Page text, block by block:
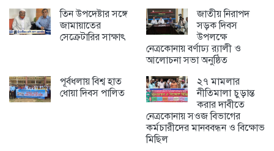
তিন উপদেষ্টার সঙ্গে
জামায়াতের
সেক্রেটারির সাক্ষাৎ
জাতীয় নিরাপদ
সড়ক দিবস
উপলক্ষে
নেত্রকোনায় বর্ণাঢ্য র‍্যালী ও
আলোচনা সভা অনুষ্ঠিত
পূর্বধলায় বিশ্ব হাত
ধোয়া দিবস পালিত
২৭ মামলার
নীতিমালা চুড়ান্ত
করার দাবীতে
নেত্রকোনায় সওজ বিভাগের
কর্মচারীদের মানববন্ধন ও বিক্ষোভ
মিছিল